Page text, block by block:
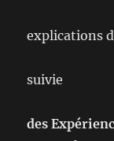
explications
suivie
des